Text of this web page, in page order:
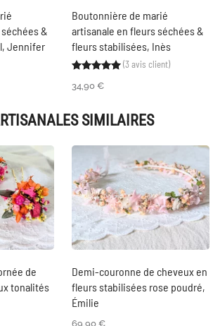
&
Jennifer
Boutonnière de marié
artisanale en fleurs séchées &
fleurs stabilisées, Inès
Noté5.00sur 5
3
(3 avis client)
34,90 €
SIMILAIRES
de
tonalités
Demi-couronne de cheveux en
fleurs stabilisées rose poudré,
Émilie
69,90 €